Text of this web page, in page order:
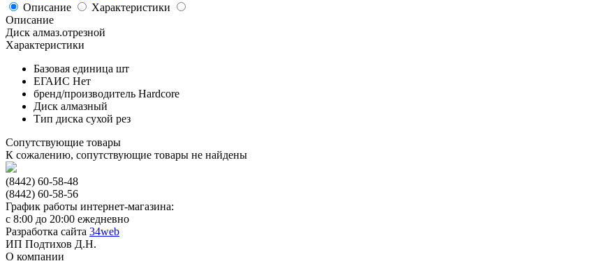
Описание
Характеристики
Описание
Диск алмаз.отрезной
Характеристики
Базовая единица шт
ЕГАИС Нет
бренд/производитель Hardcore
Диск алмазный
Тип диска сухой рез
Сопутствующие товары
К сожалению, сопутствующие товары не найдены
(8442) 60-58-48
(8442) 60-58-56
График работы интернет-магазина:
с 8:00 до 20:00 ежедневно
Разработка сайта 34web
ИП Подтихов Д.Н.
О компании